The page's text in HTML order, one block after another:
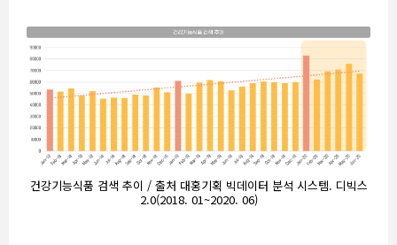
건강기능식품 검색 추이 / 출처 대홍기획 빅데이터 분석 시스템. 디빅스
2.0(2018. 01~2020. 06)